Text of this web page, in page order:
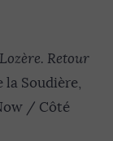
Retour
la Soudière,
/ Côté